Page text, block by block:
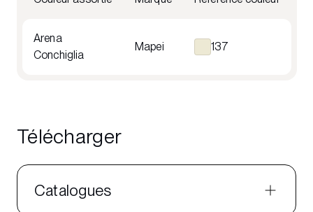
Arena
Conchiglia
Mapei 137
Télécharger
Catalogues